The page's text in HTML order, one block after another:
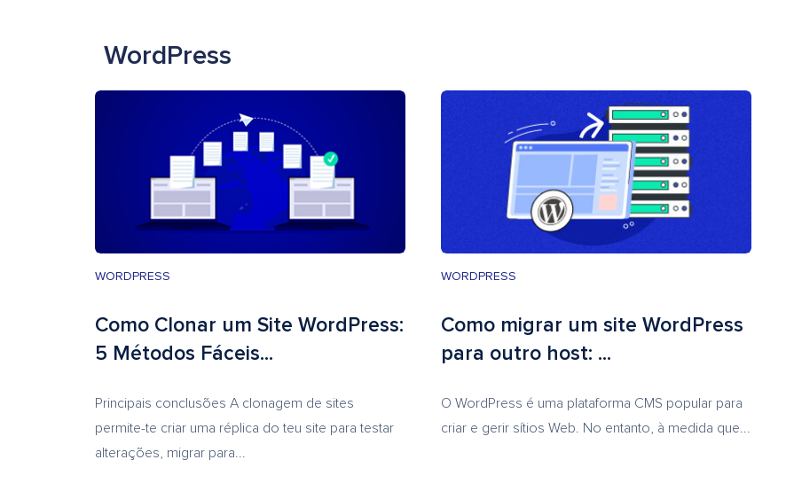
WordPress
WORDPRESS
Como Clonar um Site WordPress:
5 Métodos Fáceis...
Principais conclusões A clonagem de sites
permite-te criar uma réplica do teu site para testar
alterações, migrar para...
WORDPRESS
Como migrar um site WordPress
para outro host: ...
O WordPress é uma plataforma CMS popular para
criar e gerir sítios Web. No entanto, à medida que...